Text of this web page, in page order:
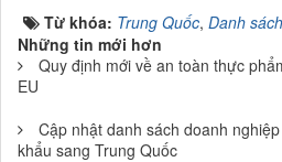
Từ khóa: Trung Quốc, Danh
Những tin mới hơn
Quy định mới về an toàn thực
EU
Cập nhật danh sách doanh
khẩu sang Trung Quốc